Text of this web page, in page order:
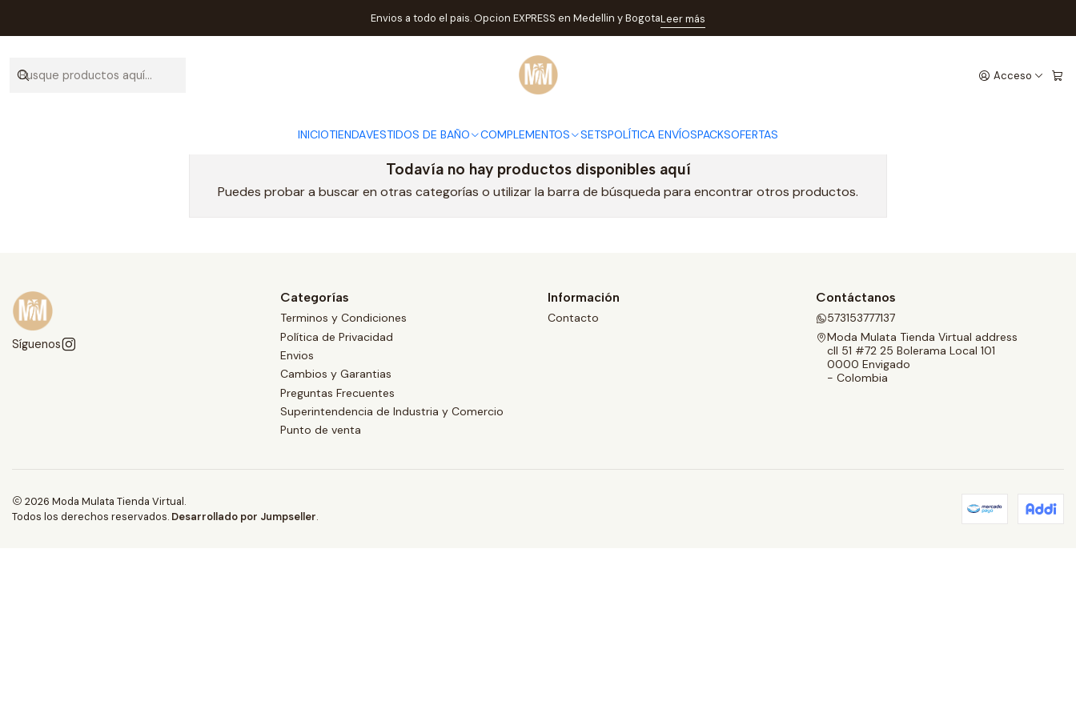
Acceso
INICIOTIENDAVESTIDOS DE BAÑO COMPLEMENTOS SETSPOLÍTICA ENVÍOSPACKSOFERTAS
Envios a todo el pais. Opcion EXPRESS en Medellin y BogotaLeer más
Inicio BAZAR ANIVERSARIO
BAZAR ANIVERSARIO
Ultimas unidades a precios Imperdibles!!
Todavía no hay productos disponibles aquí
Puedes probar a buscar en otras categorías o utilizar la barra de búsqueda para encontrar otros productos.
Síguenos
Categorías
Terminos y Condiciones
Política de Privacidad
Envios
Cambios y Garantias
Preguntas Frecuentes
Superintendencia de Industria y Comercio
Punto de venta
Información
Contacto
Contáctanos
573153777137
Moda Mulata Tienda Virtual address
cll 51 #72 25 Bolerama Local 101
0000 Envigado
- Colombia
2026 Moda Mulata Tienda Virtual.
Todos los derechos reservados. Desarrollado por Jumpseller.